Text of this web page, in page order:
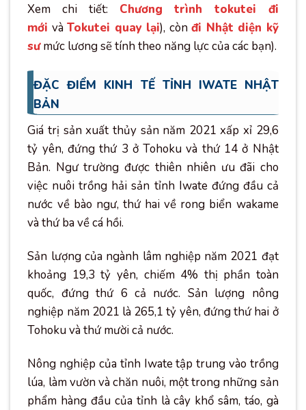
Xem chi tiết: Chương trình tokutei đi
mới vàTokutei quay lại), cònđi Nhật diện kỹ
sưmức lương sẽ tính theo năng lực của các bạn).
ĐẶC ĐIỂM KINH TẾ TỈNH IWATE NHẬT
BẢN
Giá trị sản xuất thủy sản năm 2021 xấp xỉ 29,6
tỷ yên, đứng thứ 3 ở Tohoku và thứ 14 ở Nhật
Bản. Ngư trường được thiên nhiên ưu đãi cho
việc nuôi trồng hải sản tỉnh Iwate đứng đầu cả
nước về bào ngư, thứ hai về rong biển wakame
và thứ ba về cá hồi.
Sản lượng của ngành lâm nghiệp năm 2021 đạt
khoảng 19,3 tỷ yên, chiếm 4% thị phần toàn
quốc, đứng thứ 6 cả nước. Sản lượng nông
nghiệp năm 2021 là 265,1 tỷ yên, đứng thứ hai ở
Tohoku và thứ mười cả nước.
Nông nghiệp của tỉnh Iwate tập trung vào trồng
lúa, làm vườn và chăn nuôi, một trong những sản
phẩm hàng đầu của tỉnh là cây khổ sâm, táo, gà